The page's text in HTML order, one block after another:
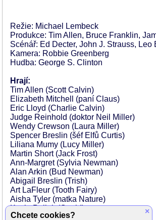
Režie: Michael Lembeck
Produkce: Tim Allen, Bruce Franklin,
Scénář: Ed Decter, John J. Strauss,
Kamera: Robbie Greenberg
Hudba: George S. Clinton
Hrají:
Tim Allen (Scott Calvin)
Elizabeth Mitchell (paní Claus)
Eric Lloyd (Charlie Calvin)
Judge Reinhold (doktor Neil Miller)
Wendy Crewson (Laura Miller)
Spencer Breslin (šéf Elfů Curtis)
Liliana Mumy (Lucy Miller)
Martin Short (Jack Frost)
Ann-Margret (Sylvia Newman)
Alan Arkin (Bud Newman)
Abigail Breslin (Trish)
Art LaFleur (Tooth Fairy)
Aisha Tyler (matka Nature)
Kevin Pollak (Cupid)
Jay Thomas (Easter Bunny)
×
Chcete cookies?